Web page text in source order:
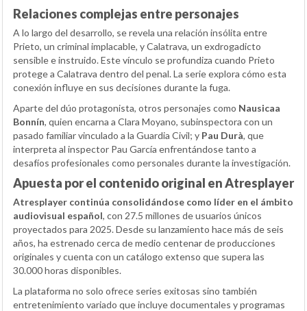
Relaciones complejas entre personajes
A lo largo del desarrollo, se revela una relación insólita entre
Prieto, un criminal implacable, y Calatrava, un exdrogadicto
sensible e instruido. Este vínculo se profundiza cuando Prieto
protege a Calatrava dentro del penal. La serie explora cómo esta
conexión influye en sus decisiones durante la fuga.
Aparte del dúo protagonista, otros personajes como Nausicaa
Bonnín, quien encarna a Clara Moyano, subinspectora con un
pasado familiar vinculado a la Guardia Civil; y Pau Durà, que
interpreta al inspector Pau García enfrentándose tanto a
desafíos profesionales como personales durante la investigación.
Apuesta por el contenido original en Atresplayer
Atresplayer continúa consolidándose como líder en el ámbito
audiovisual español, con 27.5 millones de usuarios únicos
proyectados para 2025. Desde su lanzamiento hace más de seis
años, ha estrenado cerca de medio centenar de producciones
originales y cuenta con un catálogo extenso que supera las
30.000 horas disponibles.
La plataforma no solo ofrece series exitosas sino también
entretenimiento variado que incluye documentales y programas